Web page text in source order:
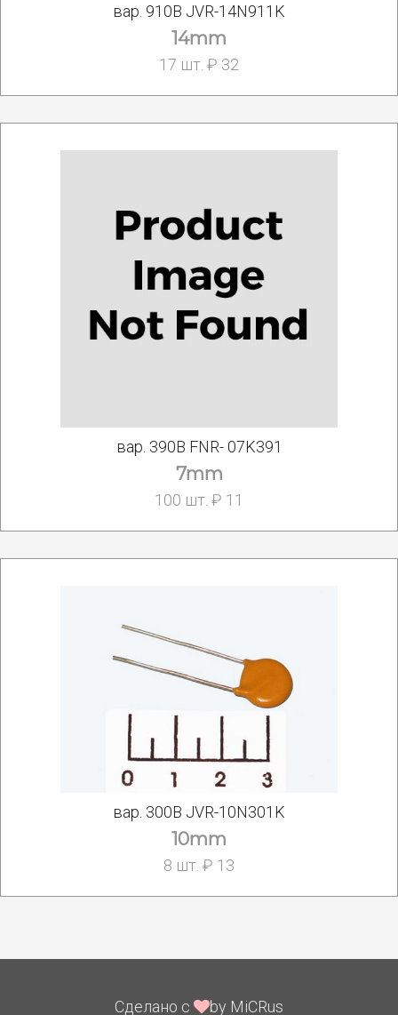
вар. 910В JVR-14N911K
14mm
17 шт. ₽ 32
вар. 390В FNR- 07K391
7mm
100 шт. ₽ 11
вар. 300В JVR-10N301K
10mm
8 шт. ₽ 13
Сделано с by MiCRus